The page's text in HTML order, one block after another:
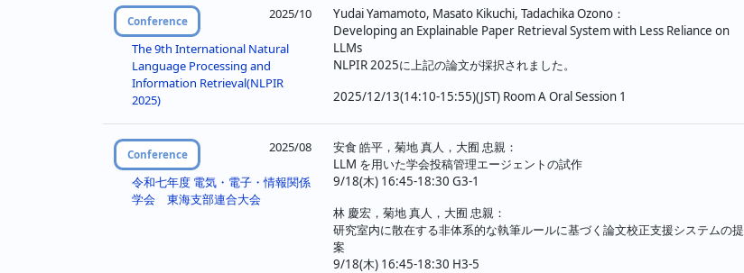
Conference 2025/10
The 9th International Natural
Language Processing and
Information Retrieval(NLPIR
2025)
Yudai Yamamoto, Masato Kikuchi, Tadachika Ozono：
Developing an Explainable Paper Retrieval System with Less Reliance on
LLMs
NLPIR 2025に上記の論文が採択されました。
2025/12/13(14:10-15:55)(JST) Room A Oral Session 1
Conference 2025/08
令和七年度 電気・電子・情報関係
学会 東海支部連合大会
安食 皓平，菊地 真人，大囿 忠親：
LLM を用いた学会投稿管理エージェントの試作
9/18(木) 16:45-18:30 G3-1
林 慶宏，菊地 真人，大囿 忠親：
研究室内に散在する非体系的な執筆ルールに基づく論文校正支援システムの提
案
9/18(木) 16:45-18:30 H3-5